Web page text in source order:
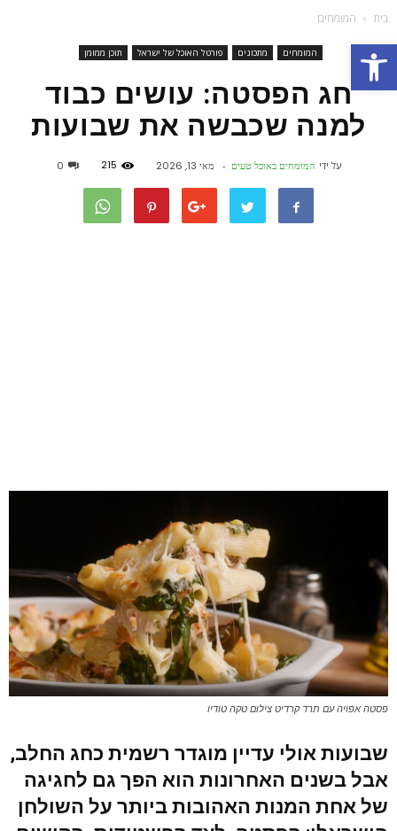
פתח סרגל נגישות
בית המומחים
המומחים מתכונים פורטל האוכל של ישראל תוכן ממומן
חג הפסטה: עושים כבוד
למנה שכבשה את שבועות
על ידי המומחים באוכל טעים - מאי 13, 2026 215
0
פסטה אפויה עם תרד קרדיט צילום טקה טודיו
שבועות אולי עדיין מוגדר רשמית כחג החלב,
אבל בשנים האחרונות הוא הפך גם לחגיגה
של אחת המנות האהובות ביותר על השולחן